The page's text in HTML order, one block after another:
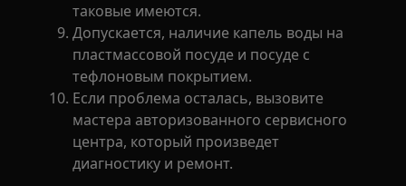
таковые имеются.
Допускается, наличие капель воды на
пластмассовой посуде и посуде с
тефлоновым покрытием.
Если проблема осталась, вызовите
мастера авторизованного сервисного
центра, который произведет
диагностику и ремонт.